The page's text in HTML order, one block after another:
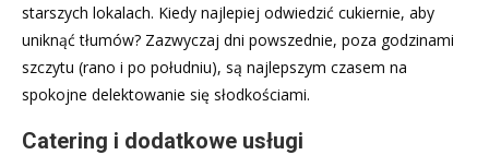
starszych lokalach. Kiedy najlepiej odwiedzić cukiernie, aby
uniknąć tłumów? Zazwyczaj dni powszednie, poza godzinami
szczytu (rano i po południu), są najlepszym czasem na
spokojne delektowanie się słodkościami.
Catering i dodatkowe usługi